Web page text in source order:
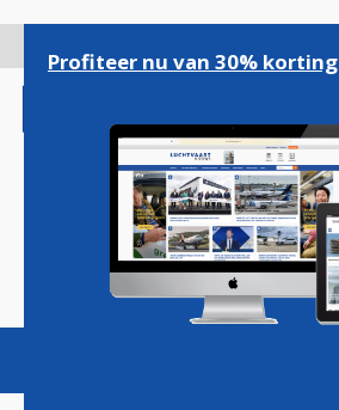
gaan
Magazine Podcasts
Profiteer nu van 30% korting